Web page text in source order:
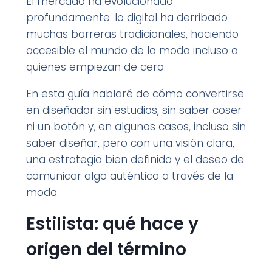
profundamente: lo digital ha derribado
muchas barreras tradicionales, haciendo
accesible el mundo de la moda incluso a
quienes empiezan de cero.
En esta guía hablaré de cómo convertirse
en diseñador sin estudios, sin saber coser
ni un botón y, en algunos casos, incluso sin
saber diseñar, pero con una visión clara,
una estrategia bien definida y el deseo de
comunicar algo auténtico a través de la
moda.
Estilista: qué hace y
origen del término